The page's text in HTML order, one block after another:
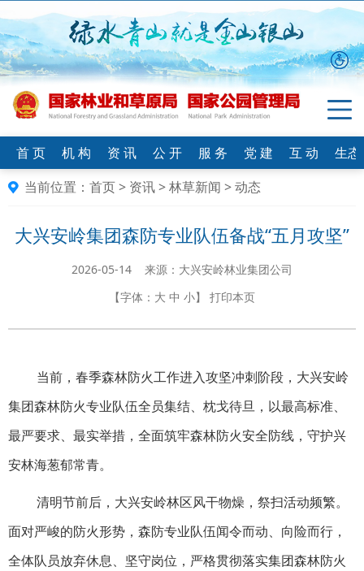
首 页 机 构 资 讯 公 开 服 务 党 建 互 动
生
当前位置： 首页> 资讯>林草新闻 >动态
大兴安岭集团森防专业队伍备战“五月攻坚”
2026-05-14 来源：​大兴安岭林业集团公司
【字体： 大 中 小】 打印本页
当前，春季森林防火工作进入攻坚冲刺阶段，大兴安岭
集团森林防火专业队伍全员集结、枕戈待旦，以最高标准、
最严要求、最实举措，全面筑牢森林防火安全防线，守护兴
安林海葱郁常青。
清明节前后，大兴安岭林区风干物燥，祭扫活动频繁。
面对严峻的防火形势，森防专业队伍闻令而动、向险而行，
全体队员放弃休息、坚守岗位，严格贯彻落实集团森林防火